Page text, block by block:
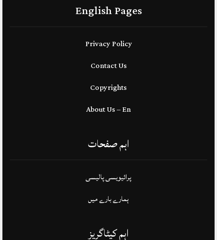
English Pages
Privacy Policy
Contact Us
Copyrights
About Us – En
اہم صفحات
پرائیویسی پالیسی
ہمارے بارے میں
اہم کیٹاگریز